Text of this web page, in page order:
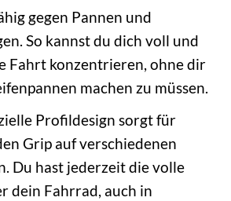
gegen Pannen und
So kannst du dich voll und
Fahrt konzentrieren, ohne dir
machen zu müssen.
Profildesign sorgt für
Grip auf verschiedenen
Du hast jederzeit die volle
dein Fahrrad, auch in